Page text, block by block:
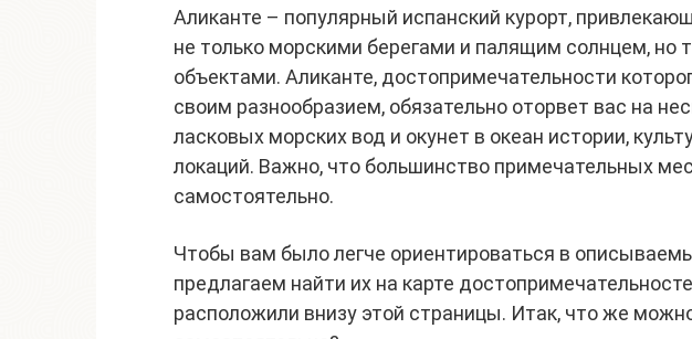
Аликанте – популярный испанский курорт,
не только морскими берегами и палящим солнцем, но
объектами. Аликанте, достопримечательности
своим разнообразием, обязательно оторвет вас на
ласковых морских вод и окунет в океан истории,
локаций. Важно, что большинство примечательных
самостоятельно.
Чтобы вам было легче ориентироваться в
предлагаем найти их на карте
расположили внизу этой страницы. Итак, что же